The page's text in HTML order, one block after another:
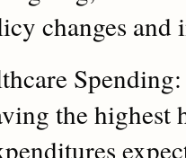
changes and
the highest